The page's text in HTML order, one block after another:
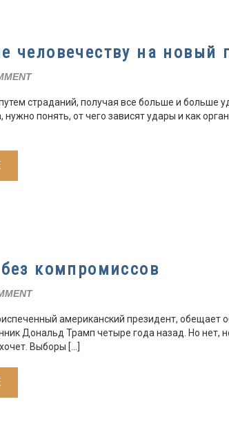
человечеству на новый
страданий, получая все больше и больше
нужно понять, от чего зависят удары и как
компромиссов
американский президент, обещает
Дональд Трамп четыре года назад. Но нет,
Выборы […]